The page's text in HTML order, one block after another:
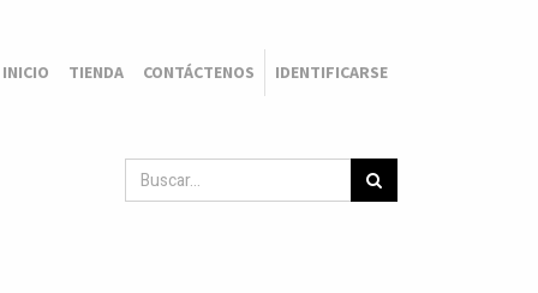
INICIO TIENDA CONTÁCTENOS IDENTIFICARSE